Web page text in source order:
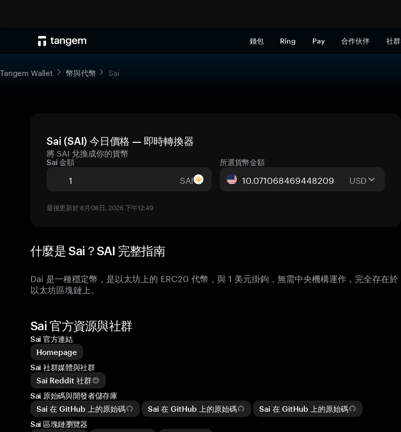
錢包 Ring Pay 合作伙伴 社群
Tangem Wallet 幣與代幣 Sai
Sai (SAI) 今日價格 — 即時轉換器
將 SAI 兌換成你的貨幣
Sai 金額
SAI
所選貨幣金額
USD
最後更新於 8月08日, 2026 下午12:49
什麼是 Sai？SAI 完整指南
Dai 是一種穩定幣，是以太坊上的 ERC20 代幣，與 1 美元掛鉤，無需中央機構運作，完全存在於
以太坊區塊鏈上。
Sai 官方資源與社群
Sai 官方連結
Homepage
Sai 社群媒體與社群
Sai Reddit 社群
Sai 原始碼與開發者儲存庫
Sai 在 GitHub 上的原始碼
Sai 在 GitHub 上的原始碼
Sai 在 GitHub 上的原始碼
Sai 區塊鏈瀏覽器